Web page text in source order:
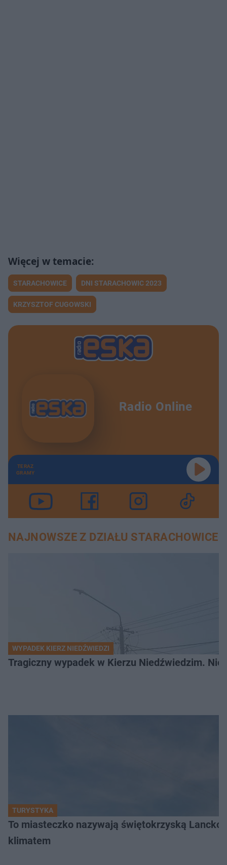
STARACHOWICE DNI STARACHOWIC 2023
KRZYSZTOF CUGOWSKI
Radio Online
TERAZ
GRAMY
NAJNOWSZE Z DZIAŁU STARACHOWICE
WYPADEK KIERZ NIEDŹWIEDZI
Tragiczny wypadek w Kierzu Niedźwiedzim.
TURYSTYKA
To miasteczko nazywają świętokrzyską
klimatem